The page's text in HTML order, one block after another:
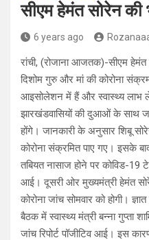
सीएम हेमंत सोरेन की
6 years ago
रांची, (रोजाना आजतक)-सीएम हेमंत
दिशोम गुरु और मां की कोरोना
आइसोलेशन में हैं और स्वास्थ्य लाभ
झारखंडवासियों की दुआओं के साथ
होंगे। जानकारी के अनुसार शिबू
कोरोना संक्रमित पाए गए। इसके
तबियत नासाज होने पर कोविड-19
आई। दूसरी ओर मुख्यमंत्री हेमंत
कोरोना जांच सोमवार को होगी।
बैठक में स्वास्थ्य मंत्री बन्ना गुप्ता
जांच रिपोर्ट पॉजीटिव आई। इस